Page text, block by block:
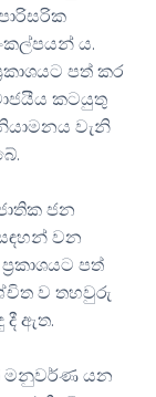
ය.
පත් කර
කටයුතු
වැනි
ජන
වන
පත්
ව තහවුරු
ඇත.
මනුවර්ණ යන